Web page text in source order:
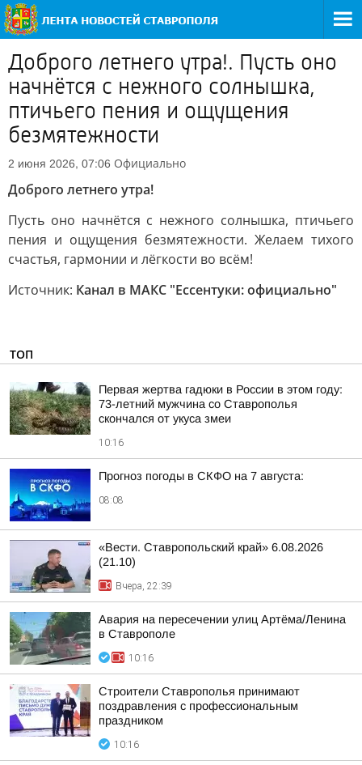
Доброго летнего утра!. Пусть оно
начнётся с нежного солнышка,
птичьего пения и ощущения
безмятежности
2 июня 2026, 07:06 Официально
Доброго летнего утра!
Пусть оно начнётся с нежного солнышка, птичьего
пения и ощущения безмятежности. Желаем тихого
счастья, гармонии и лёгкости во всём!
Источник: Канал в МАКС "Ессентуки: официально"
ТОП
Первая жертва гадюки в России в этом году:
73-летний мужчина со Ставрополья
скончался от укуса змеи
10:16
Прогноз погоды в СКФО на 7 августа:
08:08
«Вести. Ставропольский край» 6.08.2026
(21.10)
Вчера, 22:39
Авария на пересечении улиц Артёма/Ленина
в Ставрополе
10:16
Строители Ставрополья принимают
поздравления с профессиональным
праздником
10:16